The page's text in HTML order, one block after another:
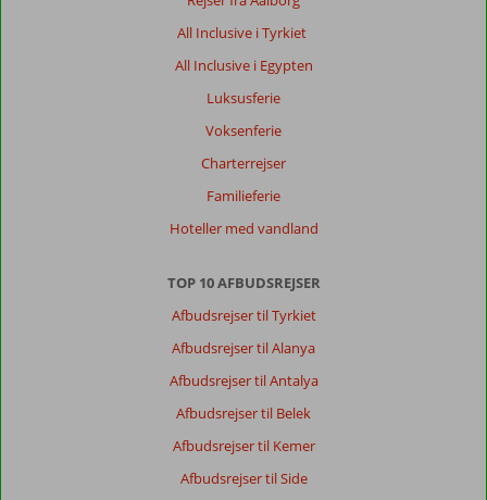
All Inclusive i Tyrkiet
All Inclusive i Egypten
Luksusferie
Voksenferie
Charterrejser
Familieferie
Hoteller med vandland
TOP 10 AFBUDSREJSER
Afbudsrejser til Tyrkiet
Afbudsrejser til Alanya
Afbudsrejser til Antalya
Afbudsrejser til Belek
Afbudsrejser til Kemer
Afbudsrejser til Side